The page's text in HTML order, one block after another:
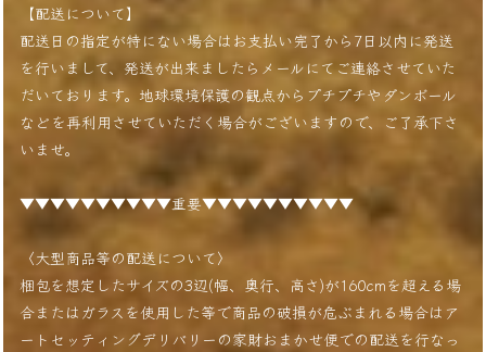
【配送について】
配送日の指定が特にない場合はお支払い完了から7日以内に発送
を行いまして、発送が出来ましたらメールにてご連絡させていた
だいております。地球環境保護の観点からプチプチやダンボール
などを再利用させていただく場合がございますので、ご了承下さ
いませ。
▼▼▼▼▼▼▼▼▼▼重要▼▼▼▼▼▼▼▼▼▼
〈大型商品等の配送について〉
梱包を想定したサイズの3辺(幅、奥行、高さ)が160cmを超える場
合またはガラスを使用した等で商品の破損が危ぶまれる場合はア
ートセッティングデリバリーの家財おまかせ便での配送を行なっ